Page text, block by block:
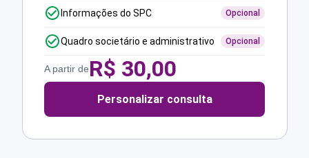
Informações do SPC Opcional
Quadro societário e administrativo Opcional
A partir deR$ 30,00
Personalizar consulta